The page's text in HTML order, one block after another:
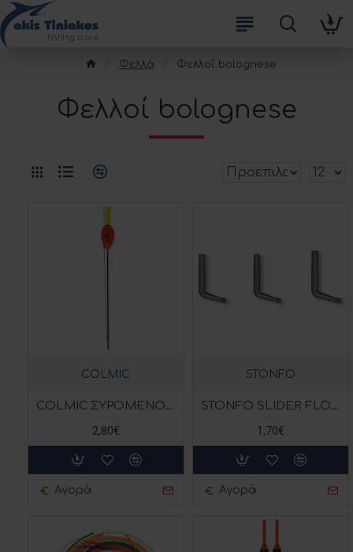
Φελλά Φελλοί bolognese
Φελλοί bolognese
COLMIC
COLMIC ΣΥΡΟΜΕΝΟΣ ΦΕΛΛΟΣ LEO SCORREVOLE
2,80€
Αγορά
STONFO
STONFO SLIDER FLOAT RINGS P.L. TYPE ART 451 - 20 ΤΕΜ
1,70€
Αγορά